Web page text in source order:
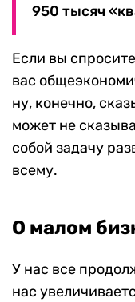
950 тысяч
Если вы
вас
ну, конечно,
может не
собой задачу
всему.
О малом
У нас все
нас